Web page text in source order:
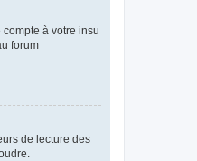
à votre insu
forum
de lecture des